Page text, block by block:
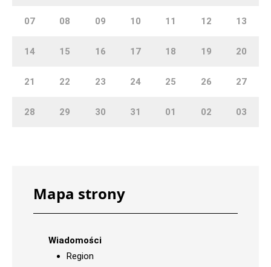
07 08 09 10 11 12 13
14 15 16 17 18 19 20
21 22 23 24 25 26 27
28 29 30 31 01 02 03
Mapa strony
Wiadomości
Region